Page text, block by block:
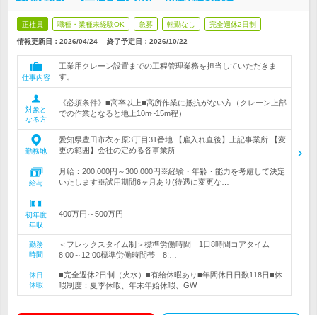
正社員 職種・業種未経験OK 急募 転勤なし 完全週休2日制
情報更新日：2026/04/24 終了予定日： 2026/10/22
仕事内容
工業用クレーン設置までの工程管理業務を担当していただきま
す。
対象と
なる方
《必須条件》■高卒以上■高所作業に抵抗がない方（クレーン上部
での作業となると地上10m~15m程）
勤務地
愛知県豊田市衣ヶ原3丁目31番地 【雇入れ直後】上記事業所 【変
更の範囲】会社の定める各事業所
給与
月給：200,000円～300,000円※経験・年齢・能力を考慮して決定
いたします※試用期間6ヶ月あり(待遇に変更な…
初年度
年収
400万円～500万円
勤務
時間
＜フレックスタイム制＞標準労働時間 1日8時間コアタイム
8:00～12:00標準労働時間帯 8:…
休日
休暇
■完全週休2日制（火水）■有給休暇あり■年間休日日数118日■休
暇制度：夏季休暇、年末年始休暇、GW